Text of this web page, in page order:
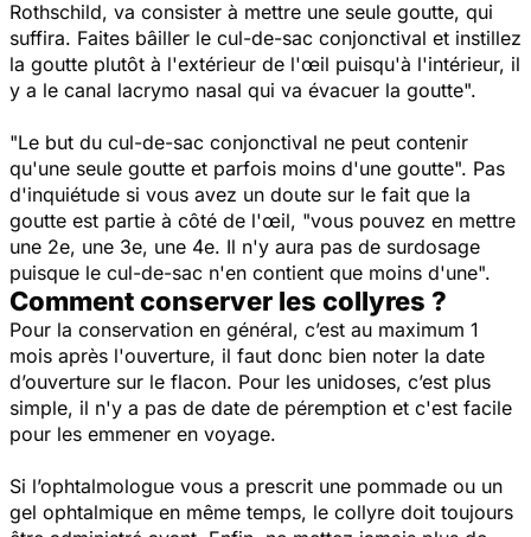
Rothschild, va consister à mettre une seule goutte, qui
suffira. Faites bâiller le cul-de-sac conjonctival et instillez
la goutte plutôt à l'extérieur de l'œil puisqu'à l'intérieur, il
y a le canal lacrymo nasal qui va évacuer la goutte".
"Le but du cul-de-sac conjonctival ne peut contenir
qu'une seule goutte et parfois moins d'une goutte". Pas
d'inquiétude si vous avez un doute sur le fait que la
goutte est partie à côté de l'œil, "vous pouvez en mettre
une 2e, une 3e, une 4e. Il n'y aura pas de surdosage
puisque le cul-de-sac n'en contient que moins d'une".
Comment conserver les collyres ?
Pour la conservation en général, c’est au maximum 1
mois après l'ouverture, il faut donc bien noter la date
d’ouverture sur le flacon. Pour les unidoses, c’est plus
simple, il n'y a pas de date de péremption et c'est facile
pour les emmener en voyage.
Si l’ophtalmologue vous a prescrit une pommade ou un
gel ophtalmique en même temps, le collyre doit toujours